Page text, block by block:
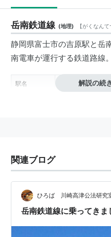
岳南鉄道線 (地理) 【がくなんて
静岡県富士市の吉原駅と岳
南電車が運行する鉄道路線。
駅名
“えき”は略
本吉原駅
岳南原田駅 がくなんはらだ
比奈駅 ひな
がくなんふじおか
解説の続
関連ブログ
ひろば 川崎高津公法研究
岳南鉄道線に乗ってきま